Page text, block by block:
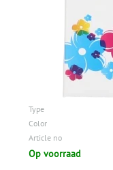
Type
Color
Article no
Op voorraad